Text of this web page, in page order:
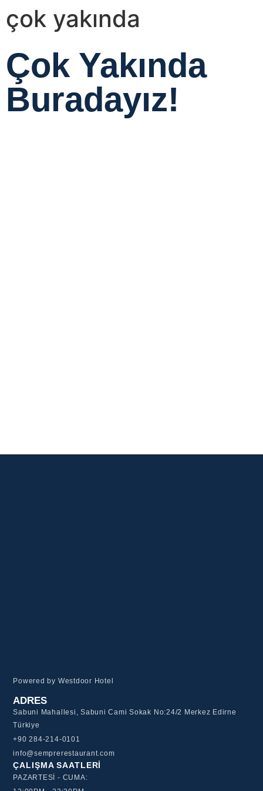
çok yakında
Çok Yakında
Buradayız!
Powered by Westdoor Hotel
ADRES
Sabuni Mahallesi, Sabuni Cami Sokak No:24/2 Merkez Edirne
Türkiye
+90 284-214-0101
info@semprerestaurant.com
ÇALIŞMA SAATLERI
PAZARTESİ - CUMA: